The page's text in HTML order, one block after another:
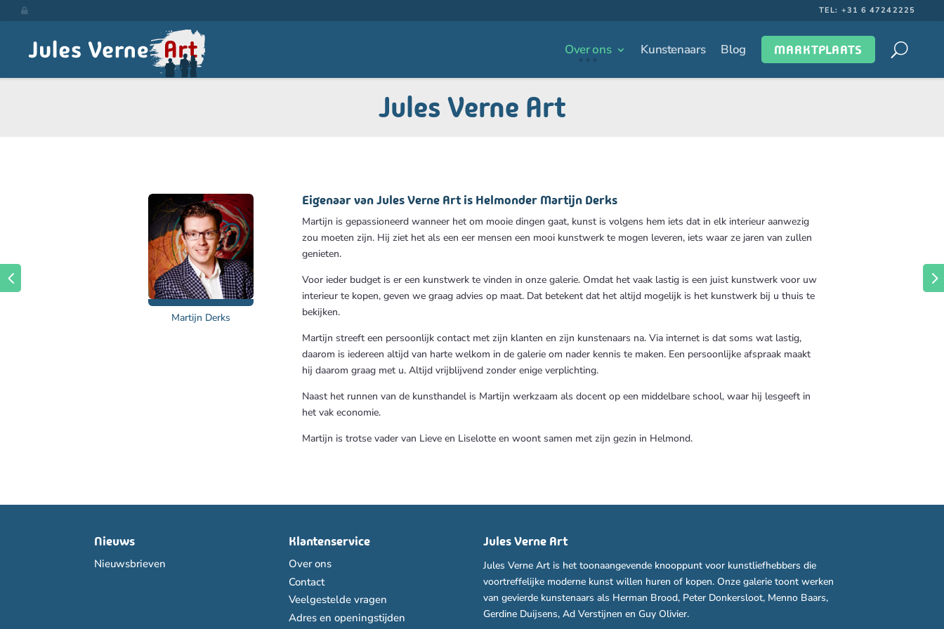
 TEL: +31 6 47242225
Over ons Kunstenaars Blog MARKTPLAATS
Jules Verne Art
Martijn Derks
Eigenaar van Jules Verne Art is Helmonder Martijn Derks
Martijn is gepassioneerd wanneer het om mooie dingen gaat, kunst is volgens hem iets dat in elk interieur aanwezig
zou moeten zijn. Hij ziet het als een eer mensen een mooi kunstwerk te mogen leveren, iets waar ze jaren van zullen
genieten.
Voor ieder budget is er een kunstwerk te vinden in onze galerie. Omdat het vaak lastig is een juist kunstwerk voor uw
interieur te kopen, geven we graag advies op maat. Dat betekent dat het altijd mogelijk is het kunstwerk bij u thuis te
bekijken.
Martijn streeft een persoonlijk contact met zijn klanten en zijn kunstenaars na. Via internet is dat soms wat lastig,
daarom is iedereen altijd van harte welkom in de galerie om nader kennis te maken. Een persoonlijke afspraak maakt
hij daarom graag met u. Altijd vrijblijvend zonder enige verplichting.
Naast het runnen van de kunsthandel is Martijn werkzaam als docent op een middelbare school, waar hij lesgeeft in
het vak economie.
Martijn is trotse vader van Lieve en Liselotte en woont samen met zijn gezin in Helmond.
Nieuws
Nieuwsbrieven
Klantenservice
Over ons
Contact
Veelgestelde vragen
Adres en openingstijden
Jules Verne Art
Jules Verne Art is het toonaangevende knooppunt voor kunstliefhebbers die
voortreffelijke moderne kunst willen huren of kopen. Onze galerie toont werken
van gevierde kunstenaars als Herman Brood, Peter Donkersloot, Menno Baars,
Gerdine Duijsens, Ad Verstijnen en Guy Olivier.